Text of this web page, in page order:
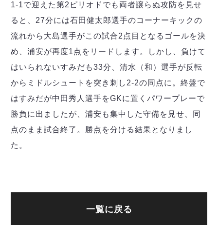
シュライカー大阪
ボルクバレット北九州
バサジィ大分
選手の通算記録（Ｆ２）
ヴォスクオーレ仙台
マルバ水戸FC
リガーレヴィア葛飾
Y．S．C．C．横浜
ヴィンセドール白山
ミラクルスマイル新居浜
1-1で迎えた第2ピリオドでも両者譲らぬ攻防を見せ
ると、27分には石田健太郎選手のコーナーキックの
流れから大島選手がこの試合2点目となるゴールを決
め、浦安が再度1点をリードします。しかし、負けて
はいられないすみだも33分、清水（和）選手が反転
からミドルシュートを突き刺し2-2の同点に。終盤で
はすみだが中田秀人選手をGKに置くパワープレーで
勝負に出ましたが、浦安も集中した守備を見せ、同
点のまま試合終了。勝点を分ける結果となりまし
た。
一覧に戻る